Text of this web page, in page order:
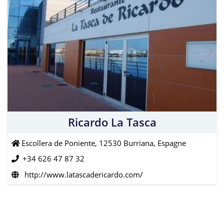
Ricardo La Tasca
Escollera de Poniente, 12530 Burriana, Espagne
+34 626 47 87 32
http://www.latascadericardo.com/